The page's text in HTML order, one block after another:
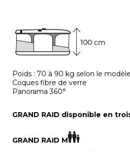
Poids : 70 à 90 kg selon le
Coques fibre de verre
Panorama 360°
GRAND RAID disponible en
GRAND RAID M